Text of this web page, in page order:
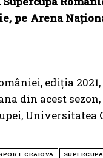
pe Arena
ediția
din acest sezon,
Universitatea
CRAIOVA